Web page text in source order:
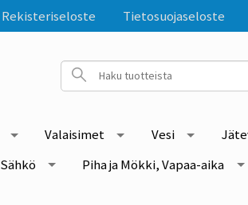
Rekisteriseloste Tietosuojaseloste
Valaisimet Vesi
Sähkö Piha ja Mökki, Vapaa-aika